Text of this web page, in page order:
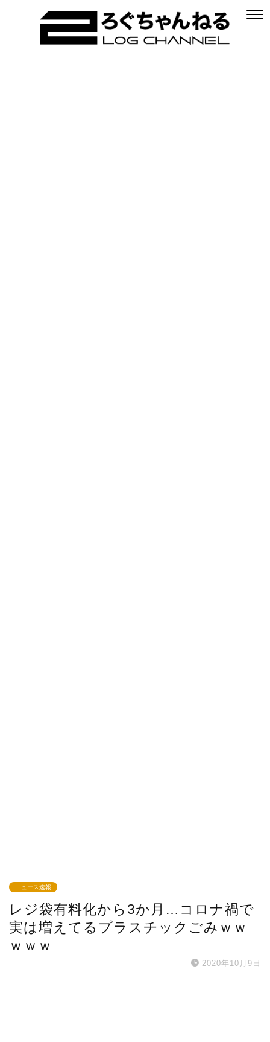
ニュース速報
レジ袋有料化から3か月…コロナ禍で
実は増えてるプラスチックごみｗｗ
ｗｗｗ
2020年10月9日